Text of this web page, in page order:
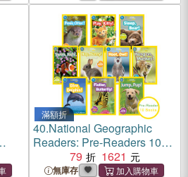
滿額折
40.National Geographic
Readers: Pre-Readers 10書
79 1621
無庫存